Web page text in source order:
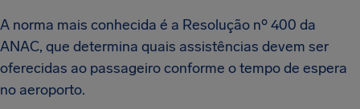
A norma mais conhecida é a Resolução nº 400 da
ANAC, que determina quais assistências devem ser
oferecidas ao passageiro conforme o tempo de espera
no aeroporto.